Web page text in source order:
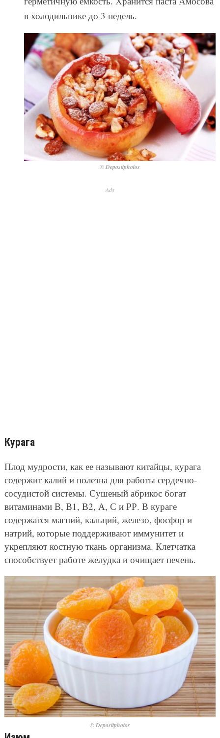
в холодильнике до 3 недель.
© Depositphotos
Ads
Курага
Плод мудрости, как ее называют китайцы, курага
содержит калий и полезна для работы сердечно-
сосудистой системы. Сушеный абрикос богат
витаминами В, В1, В2, А, С и РР. В кураге
содержатся магний, кальций, железо, фосфор и
натрий, которые поддерживают иммунитет и
укрепляют костную ткань организма. Клетчатка
способствует работе желудка и очищает печень.
© Depositphotos